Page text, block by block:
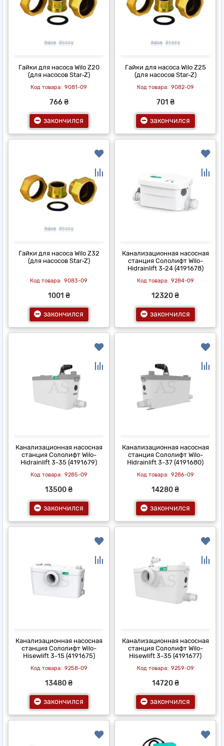
Гайки для насоса Wilo Z20
(для насосов Star-Z)
9081-09
766 ₴
закончился
Гайки для насоса Wilo Z25
(для насосов Star-Z)
9082-09
701 ₴
закончился
Гайки для насоса Wilo Z32
(для насосов Star-Z)
9083-09
1001 ₴
закончился
Канализационная насосная
станция Сололифт Wilo-
Hidrainlift 3-24 (4191678)
9284-09
12320 ₴
закончился
Канализационная насосная
станция Сололифт Wilo-
Hidrainlift 3-35 (4191679)
9285-09
13500 ₴
закончился
Канализационная насосная
станция Сололифт Wilo-
Hidrainlift 3-37 (4191680)
9286-09
14280 ₴
закончился
Канализационная насосная
станция Сололифт Wilo-
Hisewlift 3-15 (4191675)
9258-09
13480 ₴
закончился
Канализационная насосная
станция Сололифт Wilo-
Hisewlift 3-35 (4191677)
9259-09
14720 ₴
закончился